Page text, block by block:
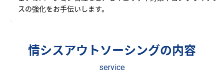
スの強化をお手伝いします。
情シスアウトソーシングの内容
service